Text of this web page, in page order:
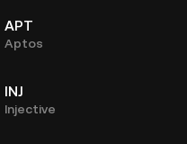
APT
Aptos
INJ
Injective